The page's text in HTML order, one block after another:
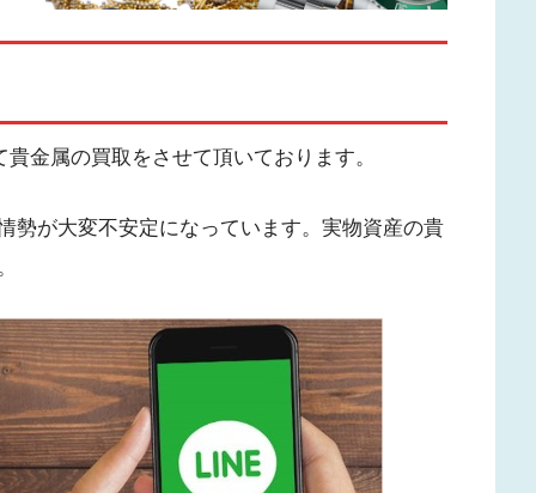
金属の買取をさせて頂いております。
勢が大変不安定になっています。実物資産の貴